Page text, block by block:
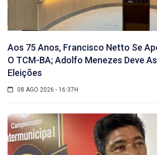
Aos 75 Anos, Francisco Netto Se
O TCM-BA; Adolfo Menezes Deve
Eleições
08 AGO 2026 - 16:37H